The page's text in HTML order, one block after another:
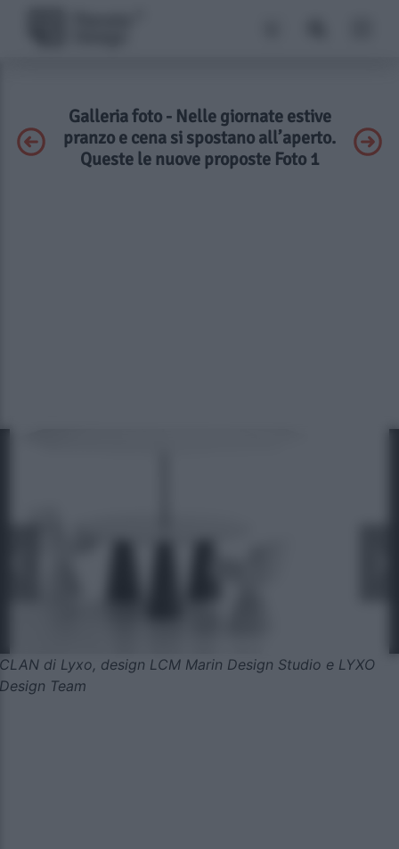
Galleria foto - Nelle giornate estive
pranzo e cena si spostano all’aperto.
Queste le nuove proposte Foto 1
CLAN di Lyxo, design LCM Marin Design Studio e LYXO
Design Team